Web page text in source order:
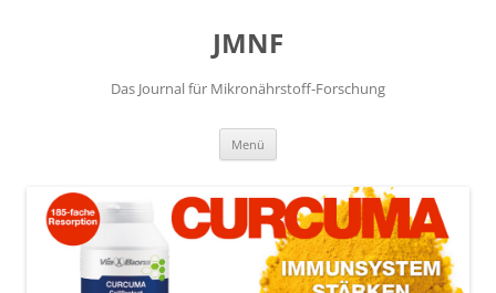
JMNF
Das Journal für Mikronährstoff-Forschung
Menü